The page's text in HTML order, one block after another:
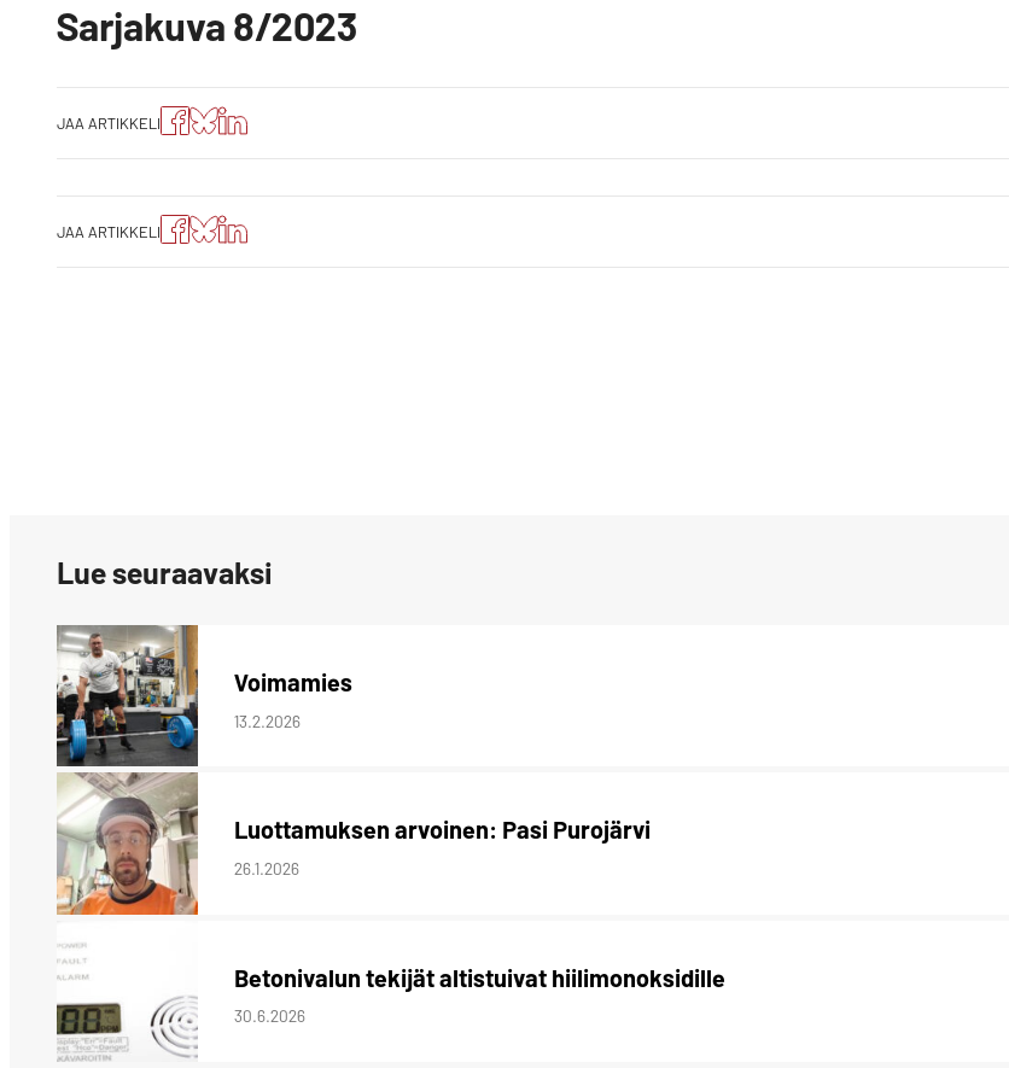
Sarjakuva 8/2023
JAA ARTIKKELI
Jaa
artikkeli
Jaa
artikkeli
Jako:
Jaa
LinkedIn:ssä
JAA ARTIKKELI
Jaa
artikkeli
Jaa
artikkeli
Jako:
Jaa
Lue seuraavaksi
Voimamies
13.2.2026
Luottamuksen arvoinen: Pasi Purojärvi
26.1.2026
Betonivalun tekijät altistuivat hiilimonoksidille
30.6.2026